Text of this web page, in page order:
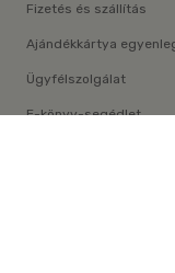
Fizetés és szállítás
Ajándékkártya
Ügyfélszolgálat
E-könyv-segédlet